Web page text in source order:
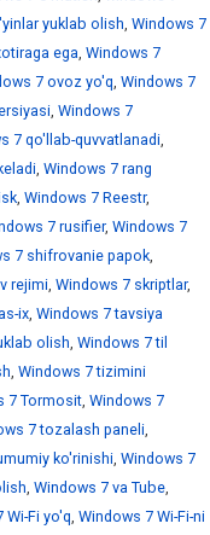
yuklab olish, Windows 7
ega, Windows 7
7 ovoz yo'q, Windows 7
, Windows 7
7 qo'llab-quvvatlanadi,
, Windows 7 rang
, Windows 7 Reestr,
7 rusifier, Windows 7
7 shifrovanie papok,
rejimi, Windows 7 skriptlar,
ix, Windows 7 tavsiya
olish, Windows 7 til
, Windows 7 tizimini
7 Tormosit, Windows 7
7 tozalash paneli,
ko'rinishi, Windows 7
, Windows 7 va Tube,
Wi-Fi yo'q, Windows 7 Wi-Fi-ni